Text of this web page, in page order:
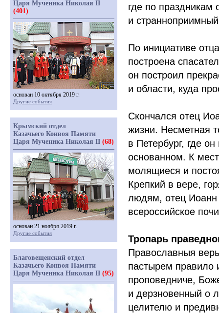
где по праздникам
и
По инициативе
построена
он построил
и области, куда
Скончался отец
жизни. Несметная
в Петербург, где
основанном. К
молящиеся и
Крепкий в вере,
людям, отец Иоанн
всероссийское
Тропарь
Православныя
пастырем правило
проповедниче,
и дерзновенный о
целителю и
Царя Мученика Николая II
(401)
основан 10 октября 2019 г.
Другие события
Крымский отдел
Казачьего Конвоя Памяти
Царя Мученика Николая II (68)
основан 21 ноября 2019 г.
Другие события
Благовещенский отдел
Казачьего Конвоя Памяти
Царя Мученика Николая II (95)